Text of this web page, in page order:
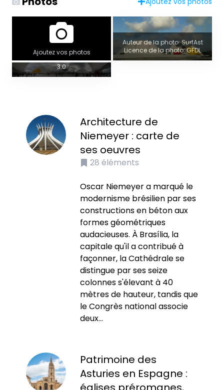
Ajoutez vos photos
Auteur de la photo: SurfAst
Licence de la photo: GFDL
Vue panoramique
Auteur de la photo: SurfAst
Licence de la photo: CC BY-SA
3.0
Architecture de
Niemeyer : carte de
ses oeuvres
28 éléments
Oscar Niemeyer a marqué le
modernisme brésilien par ses
constructions en béton aux
formes géométriques
audacieuses. À Brasília, la
capitale qu'il a contribué à
façonner, la Cathédrale se
distingue par ses seize
colonnes s'élevant à 40
mètres de hauteur, tandis que
le Congrès national associe
deux...
Patrimoine des
Asturies en Espagne :